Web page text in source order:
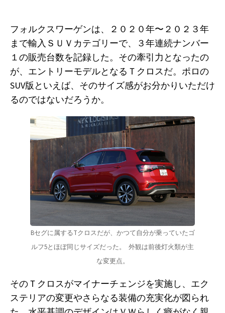
フォルクスワーゲンは、２０２０年〜２０２３年
まで輸入ＳＵＶカテゴリーで、３年連続ナンバー
１の販売台数を記録した。その牽引力となったの
が、エントリーモデルとなるＴクロスだ。ポロの
SUV版といえば、そのサイズ感がお分かりいただけ
るのではないだろうか。
Bセグに属するTクロスだが、かつて自分が乗っていたゴ
ルフ5とほぼ同じサイズだった。
外観は前後灯火類が主
な変更点。
そのＴクロスがマイナーチェンジを実施し、エク
ステリアの変更やさらなる装備の充実化が図られ